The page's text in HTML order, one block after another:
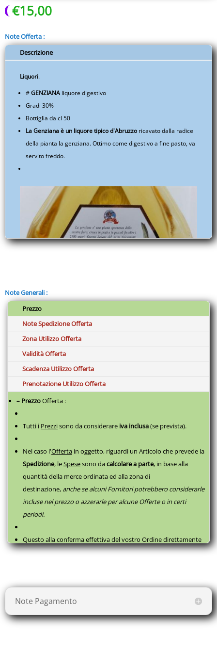
Bevi
-
e
Liquori
-
Specialità
Prodotti
EUITAABTE03A.S006.005A
quantità
€15,00
Note Offerta :
Descrizione
Liquori.
#GENZIANA liquore digestivo
Gradi 30%
Bottiglia da cl 50
La Genziana è un liquore tipico d'Abruzzo ricavato dalla radice
della pianta la genziana. Ottimo come digestivo a fine pasto, va
servito freddo.
Note Generali :
Prezzo
Note Spedizione Offerta
Zona Utilizzo Offerta
Validità Offerta
Scadenza Utilizzo Offerta
Prenotazione Utilizzo Offerta
– PrezzoOfferta :
Tutti i Prezzisono da considerare iva inclusa(se prevista).
Nel caso l'Offerta in oggetto, riguardi un Articolo che prevede la
Spedizione, leSpesesono dacalcolare a parte, in base alla
quantità della merce ordinata ed alla zona di
destinazione, anche se alcuni Fornitori potrebbero considerarle
incluse nel prezzo o azzerarle per alcune Offerte o in certi
periodi.
Questo alla conferma effettiva del vostro Ordine direttamente
con il fornitore, successivamente a questaPrenotazione, come
Note Pagamento